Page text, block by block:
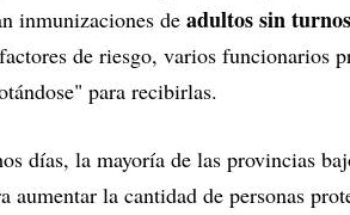
inmunizaciones de adultos sin
de riesgo, varios funcionarios
para recibirlas.
días, la mayoría de las provincias
aumentar la cantidad de personas